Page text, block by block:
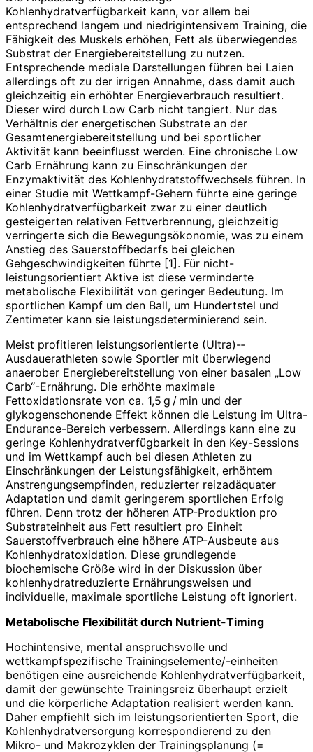
Kohlenhydratverfügbarkeit kann, vor allem bei
entsprechend langem und niedrigintensivem Training, die
Fähigkeit des Muskels erhöhen, Fett als überwiegendes
Substrat der Energiebereitstellung zu nutzen.
Entsprechende mediale Darstellungen führen bei Laien
allerdings oft zu der irrigen Annahme, dass damit auch
gleichzeitig ein erhöhter Energieverbrauch resultiert.
Dieser wird durch Low Carb nicht tangiert. Nur das
Verhältnis der energetischen Substrate an der
Gesamtenergiebereitstellung und bei sportlicher
Aktivität kann beeinflusst werden. Eine chronische Low
Carb Ernährung kann zu Einschränkungen der
Enzymaktivität des Kohlenhydratstoffwechsels führen. In
einer Studie mit Wettkampf-­Gehern führte eine geringe
Kohlenhydratverfügbarkeit zwar zu einer deutlich
gesteigerten relativen Fettverbrennung, gleichzeitig
verringerte sich die Bewegungsökonomie, was zu einem
Anstieg des Sauerstoffbedarfs bei gleichen
Gehgeschwindigkeiten führte [1]. Für nicht-
leistungsorientiert Aktive ist diese verminderte
metabolische Flexibilität von geringer Bedeutung. Im
sportlichen Kampf um den Ball, um Hundertstel und
Zentimeter kann sie leistungsdeterminierend sein.
Meist profitieren leistungsorientierte (Ultra)-­
Ausdauerathleten sowie Sportler mit überwiegend
anaerober Energiebereitstellung von einer basalen „Low
Carb“-Ernährung. Die erhöhte maximale
Fettoxidationsrate von ca. 1,5 g / min und der
glykogenschonende Effekt können die Leistung im Ultra-
Endurance-Bereich verbessern. Allerdings kann eine zu
geringe Kohlenhydratverfügbarkeit in den Key-Sessions
und im Wettkampf auch bei diesen Athleten zu
Einschränkungen der Leistungsfähigkeit, erhöhtem
Anstrengungsempfinden, reduzierter reizadäquater
Adaptation und damit geringerem sportlichen Erfolg
führen. Denn trotz der höheren ATP-Produktion pro
Substrateinheit aus Fett resultiert pro Einheit
Sauerstoffverbrauch eine höhere ATP-Ausbeute aus
Kohlenhydratoxidation. Diese grundlegende
biochemische Größe wird in der Diskussion über
kohlenhydratreduzierte Ernährungsweisen und
individuelle, maximale sportliche Leistung oft ignoriert.
Metabolische Flexibilität durch Nutrient-Timing
Hochintensive, mental anspruchsvolle und
wettkampfspezifische Trainingselemente/-einheiten
benötigen eine ausreichende Kohlenhydratverfügbarkeit,
damit der gewünschte Trainingsreiz überhaupt erzielt
und die körperliche Adaptation realisiert werden kann.
Daher empfiehlt sich im leistungsorientierten Sport, die
Kohlenhydratversorgung korrespondierend zu den
Mikro- und Makrozyklen der Trainingsplanung (=